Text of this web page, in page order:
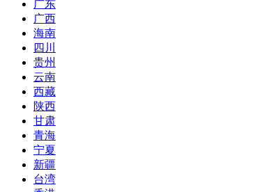
广东
广西
海南
四川
贵州
云南
西藏
陕西
甘肃
青海
宁夏
新疆
台湾